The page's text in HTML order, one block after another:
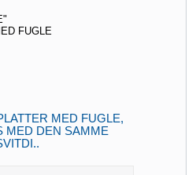
FUGLE
MED FUGLE,
MED DEN SAMME